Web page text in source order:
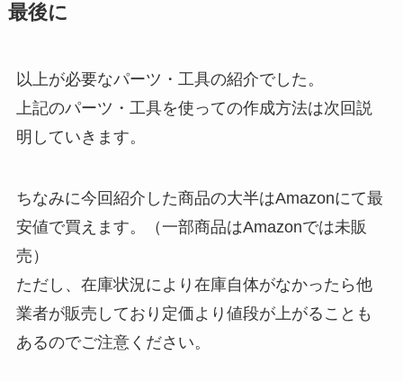
最後に
以上が必要なパーツ・工具の紹介でした。
上記のパーツ・工具を使っての作成方法は次回説
明していきます。
ちなみに今回紹介した商品の大半はAmazonにて最
安値で買えます。（一部商品はAmazonでは未販
売）
ただし、在庫状況により在庫自体がなかったら他
業者が販売しており定価より値段が上がることも
あるのでご注意ください。